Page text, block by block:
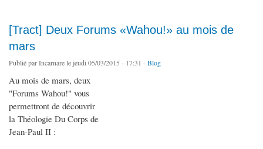
[Tract] Deux Forums «Wahou!» au mois de
mars
Publié parIncarnarele jeudi 05/03/2015 - 17:31 -Blog
Au mois de mars, deux
"Forums Wahou!" vous
permettront de découvrir
la Théologie Du Corps de
Jean-Paul II :